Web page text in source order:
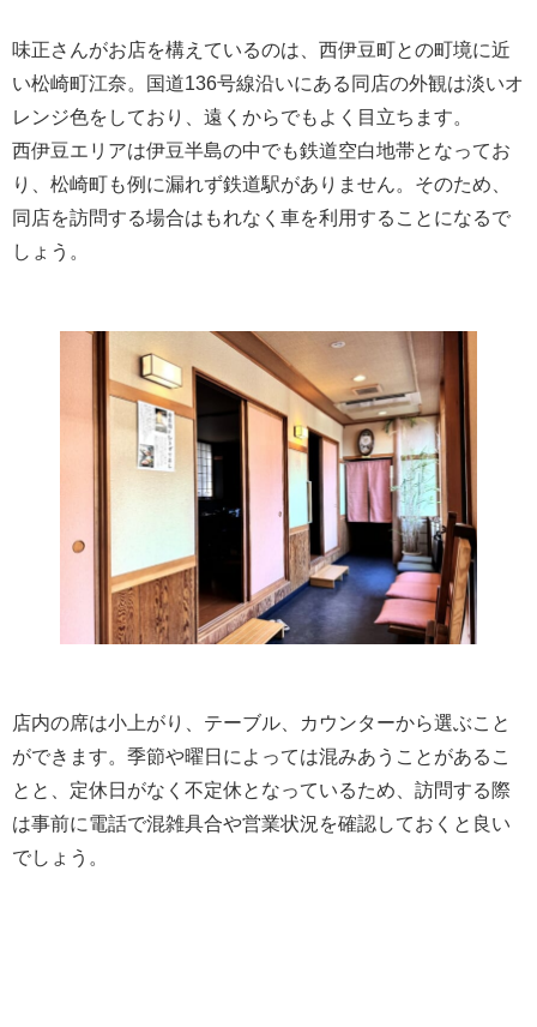
味正さんがお店を構えているのは、西伊豆町との町境に近
い松崎町江奈。国道136号線沿いにある同店の外観は淡いオ
レンジ色をしており、遠くからでもよく目立ちます。
西伊豆エリアは伊豆半島の中でも鉄道空白地帯となってお
り、松崎町も例に漏れず鉄道駅がありません。そのため、
同店を訪問する場合はもれなく車を利用することになるで
しょう。
店内の席は小上がり、テーブル、カウンターから選ぶこと
ができます。季節や曜日によっては混みあうことがあるこ
とと、定休日がなく不定休となっているため、訪問する際
は事前に電話で混雑具合や営業状況を確認しておくと良い
でしょう。